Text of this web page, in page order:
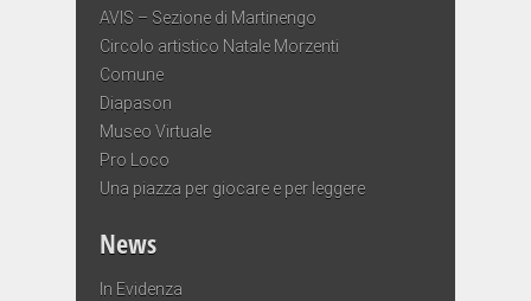
AVIS – Sezione di Martinengo
Circolo artistico Natale Morzenti
Comune
Diapason
Museo Virtuale
Pro Loco
Una piazza per giocare e per leggere
News
In Evidenza